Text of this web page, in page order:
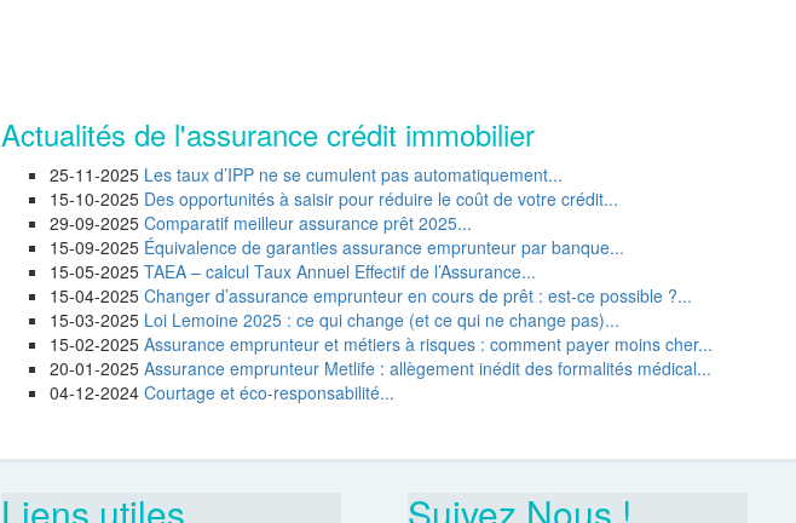
Actualités de l'assurance crédit immobilier
25-11-2025 Les taux d’IPP ne se cumulent pas automatiquement...
15-10-2025 Des opportunités à saisir pour réduire le coût de votre crédit...
29-09-2025 Comparatif meilleur assurance prêt 2025...
15-09-2025 Équivalence de garanties assurance emprunteur par banque...
15-05-2025 TAEA – calcul Taux Annuel Effectif de l’Assurance...
15-04-2025 Changer d’assurance emprunteur en cours de prêt : est-ce possible ?...
15-03-2025 Loi Lemoine 2025 : ce qui change (et ce qui ne change pas)...
15-02-2025 Assurance emprunteur et métiers à risques : comment payer moins cher...
20-01-2025 Assurance emprunteur Metlife : allègement inédit des formalités médical...
04-12-2024 Courtage et éco-responsabilité...